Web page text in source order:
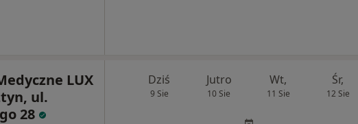
LUX
ul.
28
Dziś
9 Sie
Jutro
10 Sie
Wt,
11 Sie
Śr,
12 Sie